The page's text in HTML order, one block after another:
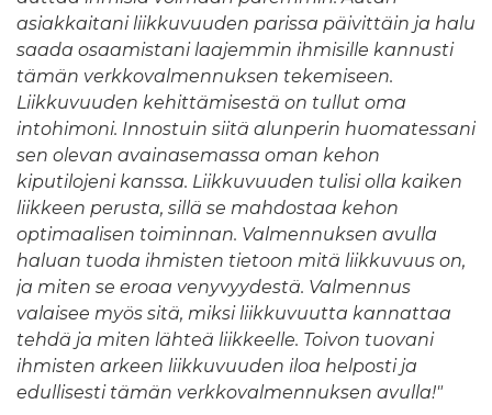
asiakkaitani liikkuvuuden parissa päivittäin ja halu
saada osaamistani laajemmin ihmisille kannusti
tämän verkkovalmennuksen tekemiseen.
Liikkuvuuden kehittämisestä on tullut oma
intohimoni. Innostuin siitä alunperin huomatessani
sen olevan avainasemassa oman kehon
kiputilojeni kanssa. Liikkuvuuden tulisi olla kaiken
liikkeen perusta, sillä se mahdostaa kehon
optimaalisen toiminnan. Valmennuksen avulla
haluan tuoda ihmisten tietoon mitä liikkuvuus on,
ja miten se eroaa venyvyydestä. Valmennus
valaisee myös sitä, miksi liikkuvuutta kannattaa
tehdä ja miten lähteä liikkeelle. Toivon tuovani
ihmisten arkeen liikkuvuuden iloa helposti ja
edullisesti tämän verkkovalmennuksen avulla!"